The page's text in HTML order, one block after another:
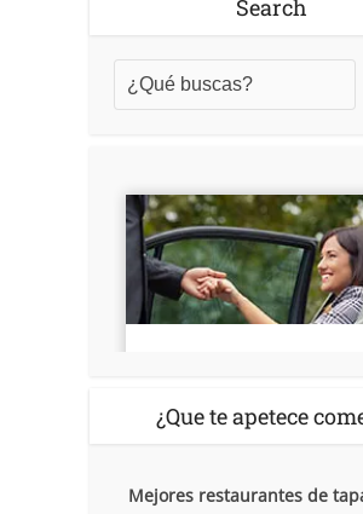
Search
¿Que te apetece
Mejores restaurantes de